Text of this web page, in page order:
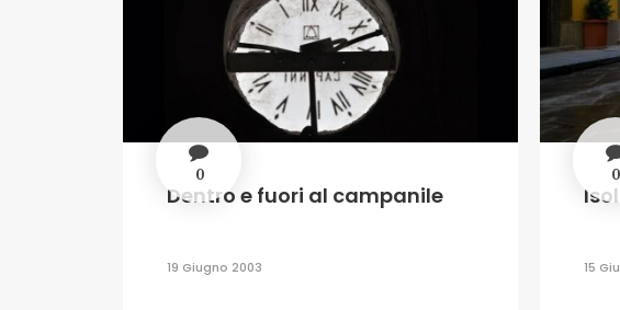
0
Dentro e fuori al campanile
19 Giugno 2003
0
15